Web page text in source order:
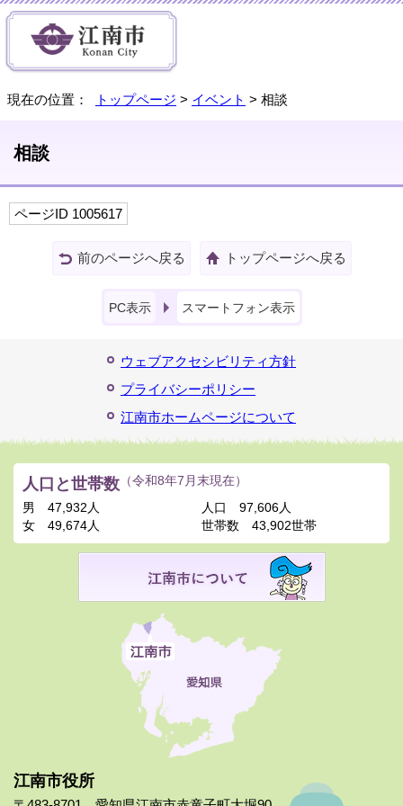
現在の位置： トップページ > イベント > 相談
相談
ページID 1005617
前のページへ戻る トップページへ戻る
PC表示 スマートフォン表示
ウェブアクセシビリティ方針
プライバシーポリシー
江南市ホームページについて
江南市役所
人口と世帯数 （令和8年7月末現在）
男
47,932人
女
49,674人
人口
97,606人
世帯数
43,902世帯